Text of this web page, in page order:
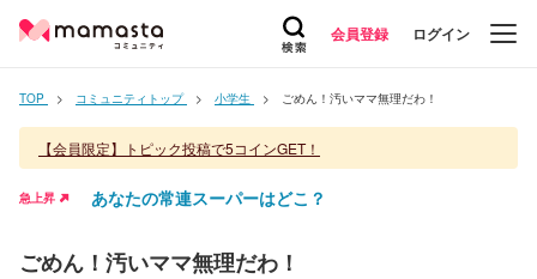
会員登録 ログイン
TOP コミュニティトップ 小学生 ごめん！汚いママ無理だわ！
【会員限定】トピック投稿で5コインGET！
急上昇 あなたの常連スーパーはどこ？
ごめん！汚いママ無理だわ！